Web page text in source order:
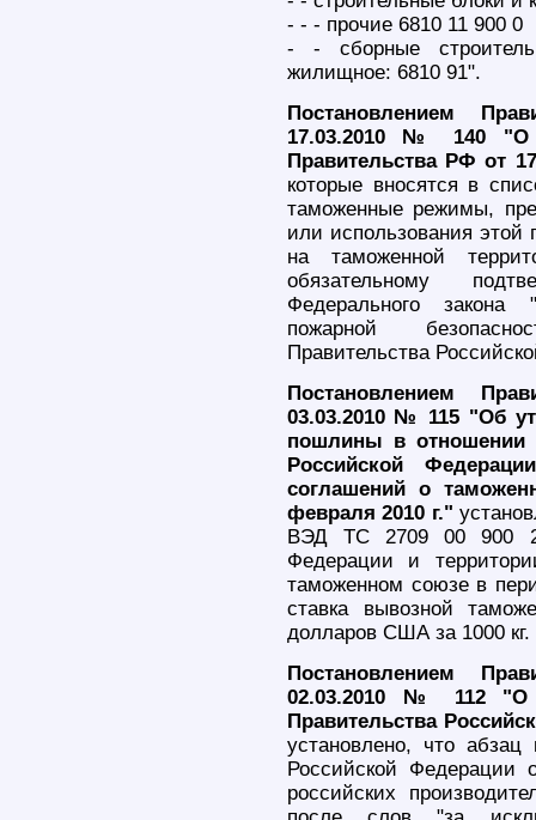
- - - прочие 6810 11 900 0
- - сборные
жилищное: 6810 91".
Постановлением
17.03.2010 № 140 "О
Правительства РФ от
которые вносятся в
таможенные режимы,
или использования этой
на таможенной
обязательному
Федерального закона
пожарной
Правительства
Постановлением
03.03.2010 № 115 "Об
пошлины в отношении
Российской
соглашений о
февраля 2010 г."
ВЭД ТС 2709 00 900
Федерации и
таможенном союзе в
ставка вывозной
долларов США за 1000 кг.
Постановлением
02.03.2010 № 112 "О
Правительства
установлено, что абзац
Российской
российских